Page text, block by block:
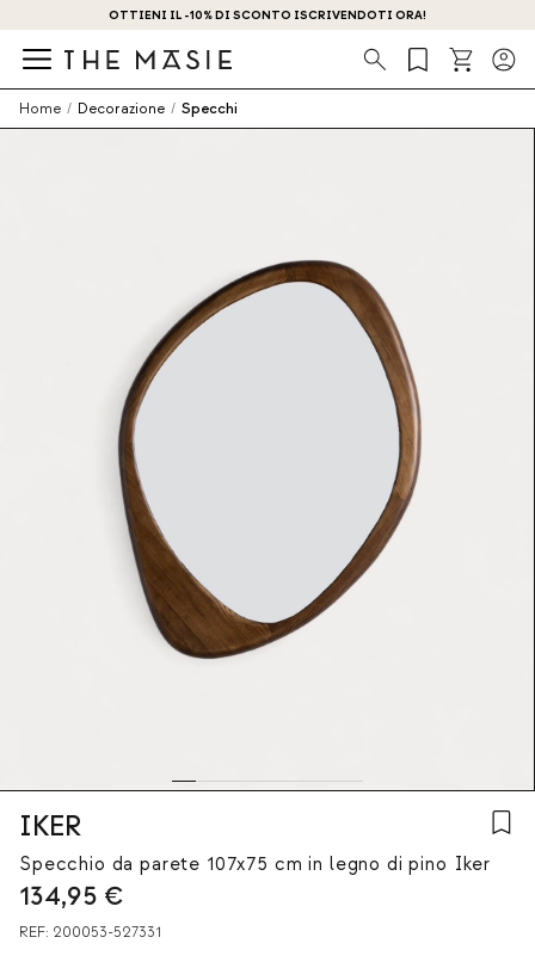
OTTIENI IL -10% DI SCONTO ISCRIVENDOTI ORA!
Ricerca
Home / Decorazione / Specchi
IKER
Specchio da parete 107x75 cm in legno di pino Iker
134,95 €
REF: 200053-527331